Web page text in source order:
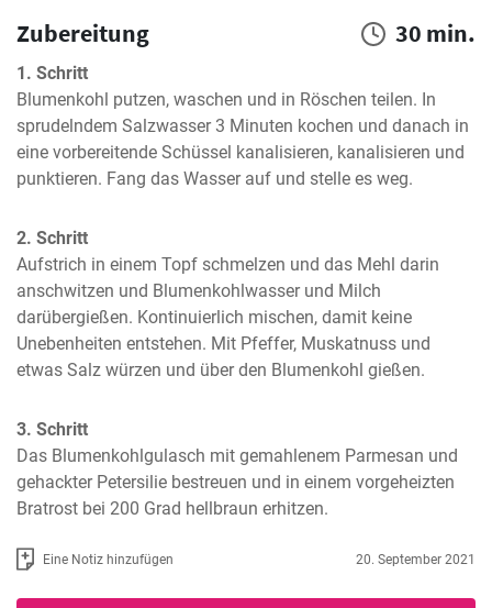
Zubereitung 30 min.
1. Schritt
Blumenkohl putzen, waschen und in Röschen teilen. In
sprudelndem Salzwasser 3 Minuten kochen und danach in
eine vorbereitende Schüssel kanalisieren, kanalisieren und
punktieren. Fang das Wasser auf und stelle es weg.
2. Schritt
Aufstrich in einem Topf schmelzen und das Mehl darin
anschwitzen und Blumenkohlwasser und Milch
darübergießen. Kontinuierlich mischen, damit keine
Unebenheiten entstehen. Mit Pfeffer, Muskatnuss und
etwas Salz würzen und über den Blumenkohl gießen.
3. Schritt
Das Blumenkohlgulasch mit gemahlenem Parmesan und
gehackter Petersilie bestreuen und in einem vorgeheizten
Bratrost bei 200 Grad hellbraun erhitzen.
Eine Notiz hinzufügen 20. September 2021